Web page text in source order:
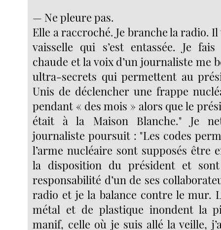
— Ne pleure pas.
Elle a raccroché. Je branche la radio.
vaisselle qui s’est entassée. Je
chaude et la voix d’un journaliste me
ultra-secrets qui permettent au
Unis de déclencher une frappe
pendant « des mois » alors que le
était à la Maison Blanche." Je
journaliste poursuit : "Les codes
l’arme nucléaire sont supposés être
la disposition du président et
responsabilité d’un de ses
radio et je la balance contre le mur.
métal et de plastique inondent la
manif, celle où je suis allé la veille,